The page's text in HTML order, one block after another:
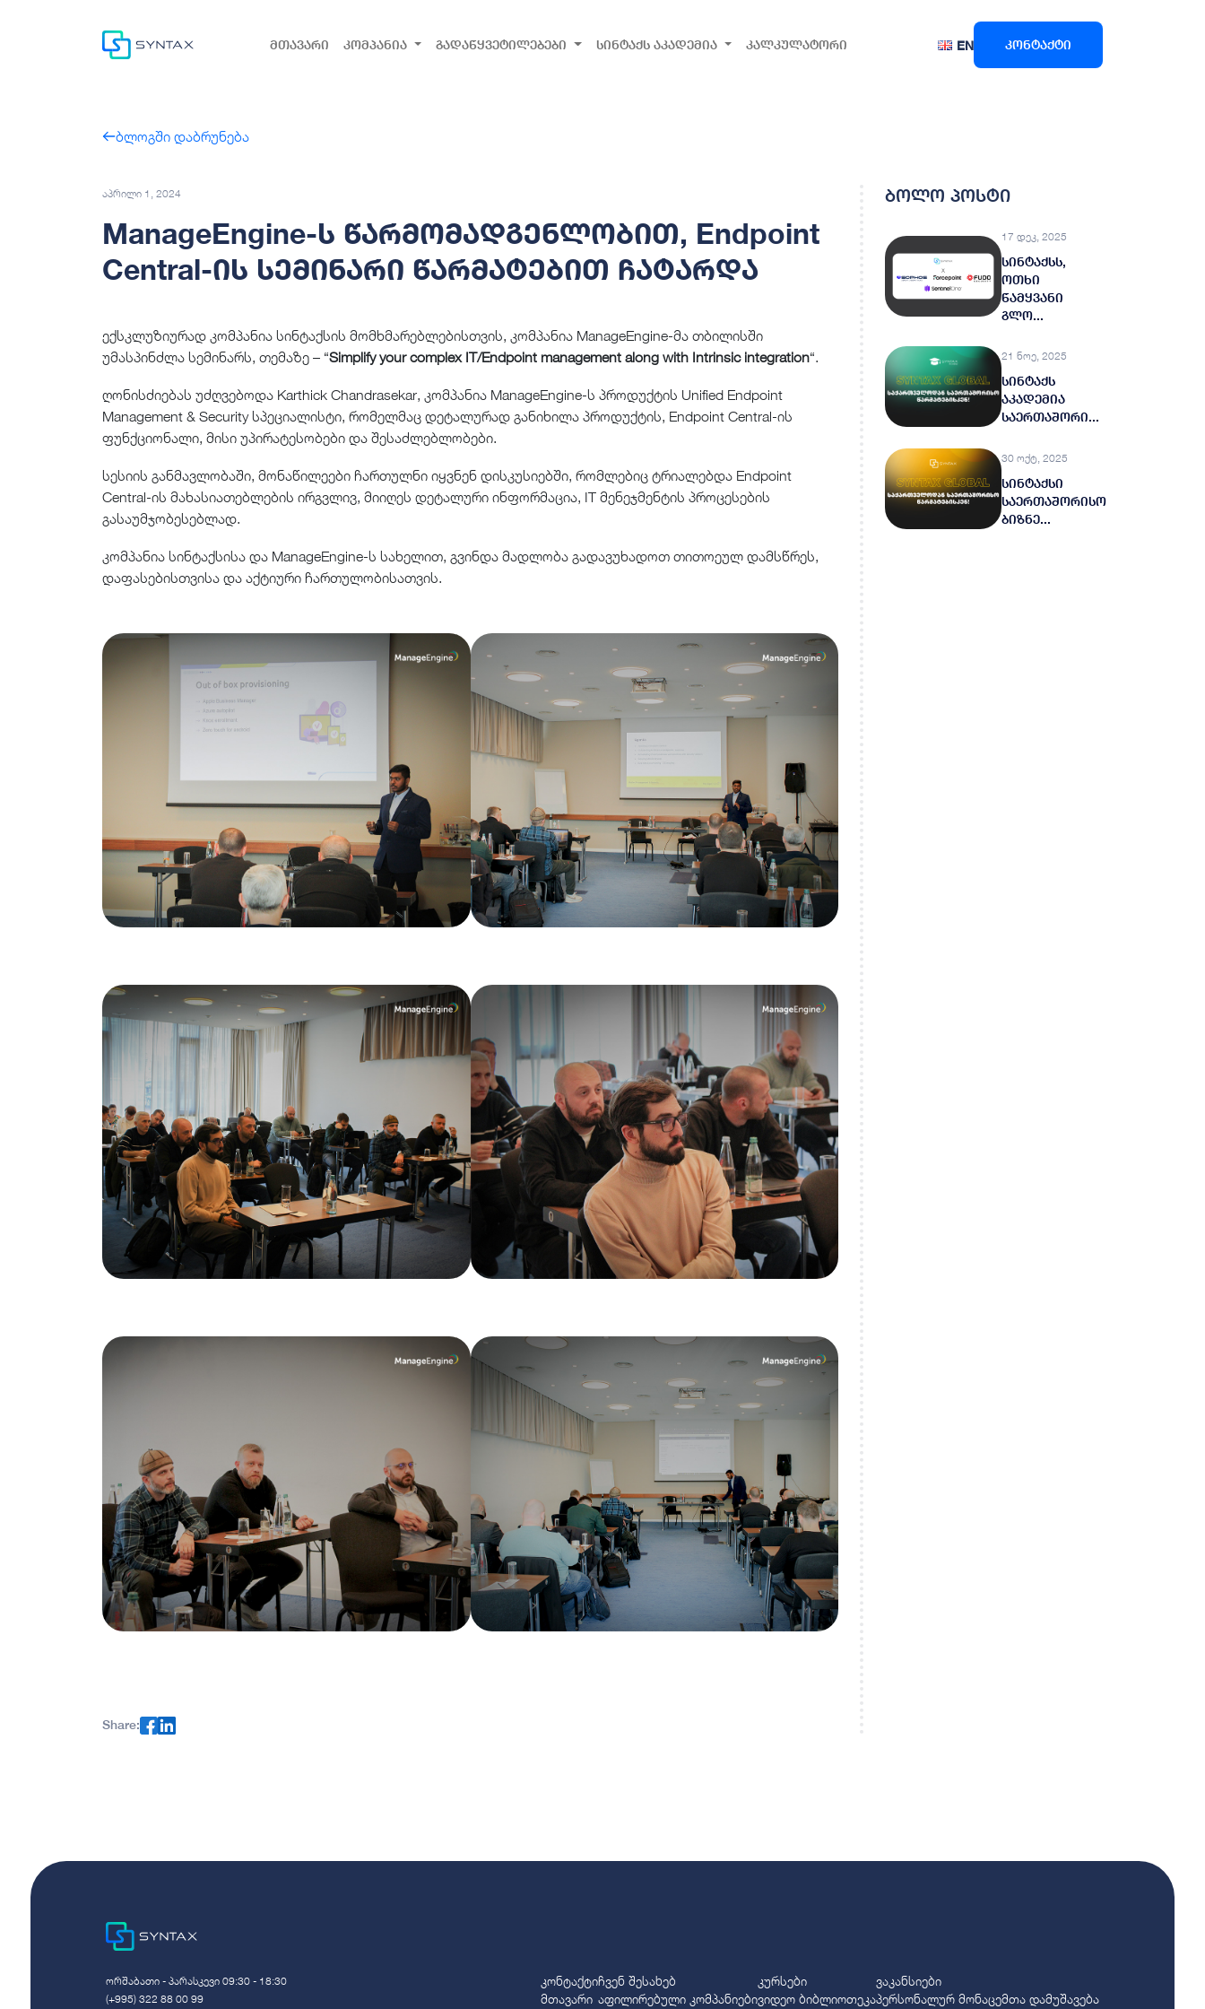
მთავარი კომპანია გადაწყვეტილებები სინტაქს აკადემია კალკულატორი EN კონტაქტი
ბლოგში დაბრუნება
აპრილი 1, 2024
ManageEngine-ს წარმომადგენლობით, Endpoint
Central-ის სემინარი წარმატებით ჩატარდა
ექსკლუზიურად კომპანია სინტაქსის მომხმარებლებისთვის, კომპანია ManageEngine-მა თბილისში
უმასპინძლა სემინარს, თემაზე – “Simplify your complex IT/Endpoint management along with Intrinsic integration“.
ღონისძიებას უძღვებოდა Karthick Chandrasekar, კომპანია ManageEngine-ს პროდუქტის Unified Endpoint
Management & Security სპეციალისტი, რომელმაც დეტალურად განიხილა პროდუქტის, Endpoint Central-ის
ფუნქციონალი, მისი უპირატესობები და შესაძლებლობები.
სესიის განმავლობაში, მონაწილეები ჩართულნი იყვნენ დისკუსიებში, რომლებიც ტრიალებდა Endpoint
Central-ის მახასიათებლების ირგვლივ, მიიღეს დეტალური ინფორმაცია, IT მენეჯმენტის პროცესების
გასაუმჯობესებლად.
კომპანია სინტაქსისა და ManageEngine-ს სახელით, გვინდა მადლობა გადავუხადოთ თითოეულ დამსწრეს,
დაფასებისთვისა და აქტიური ჩართულობისათვის.
Share:
ბოლო პოსტი
17 დეკ, 2025
სინტაქსს,
ოთხი
წამყვანი
გლო...
21 ნოე, 2025
სინტაქს
აკადემია
საერთაშორი...
30 ოქტ, 2025
სინტაქსი
საერთაშორისო
ბიზნე...
ორშაბათი - პარასკევი 09:30 - 18:30
(+995) 322 88 00 99
კონტაქტი
მთავარი
ჩვენ შესახებ
აფილირებული კომპანიები
კურსები
ვიდეო ბიბლიოთეკა
ვაკანსიები
პერსონალურ მონაცემთა დამუშავება